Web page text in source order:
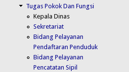
Tugas Pokok Dan Fungsi
Kepala Dinas
Sekretariat
Bidang Pelayanan
Pendaftaran Penduduk
Bidang Pelayanan
Pencatatan Sipil